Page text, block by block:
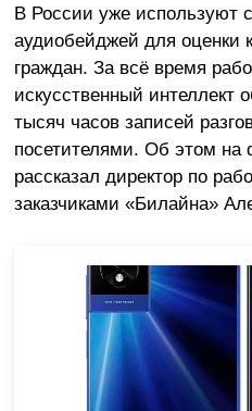
В России уже используют
аудиобейджей для оценки
граждан. За всё время
искусственный интеллект
тысяч часов записей
посетителями. Об этом
рассказал директор по
заказчиками «Билайна»